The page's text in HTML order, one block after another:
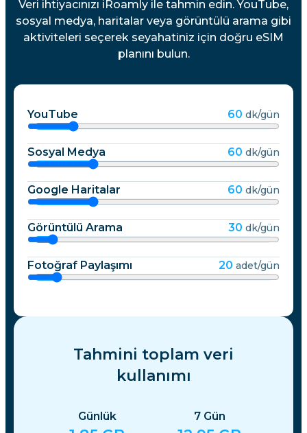
Veri ihtiyacınızı iRoamly ile tahmin edin. YouTube,
sosyal medya, haritalar veya görüntülü arama gibi
aktiviteleri seçerek seyahatiniz için doğru eSIM
planını bulun.
YouTube 60 dk/gün
Sosyal Medya 60 dk/gün
Google Haritalar 60 dk/gün
Görüntülü Arama 30 dk/gün
Fotoğraf Paylaşımı 20 adet/gün
Tahmini toplam veri
kullanımı
Günlük 7 Gün